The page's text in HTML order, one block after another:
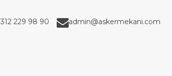
229 98 90 admin@askermekani.com